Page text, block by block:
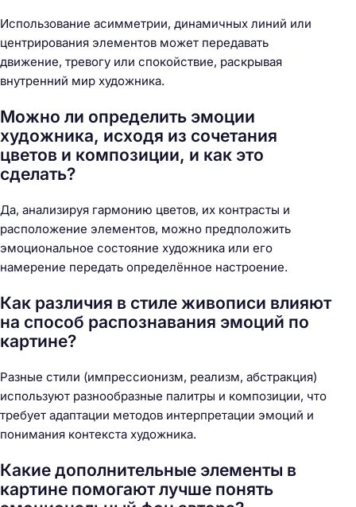
Использование асимметрии, динамичных линий или
центрирования элементов может передавать
движение, тревогу или спокойствие, раскрывая
внутренний мир художника.
Можно ли определить эмоции
художника, исходя из сочетания
цветов и композиции, и как это
сделать?
Да, анализируя гармонию цветов, их контрасты и
расположение элементов, можно предположить
эмоциональное состояние художника или его
намерение передать определённое настроение.
Как различия в стиле живописи влияют
на способ распознавания эмоций по
картине?
Разные стили (импрессионизм, реализм, абстракция)
используют разнообразные палитры и композиции, что
требует адаптации методов интерпретации эмоций и
понимания контекста художника.
Какие дополнительные элементы в
картине помогают лучше понять